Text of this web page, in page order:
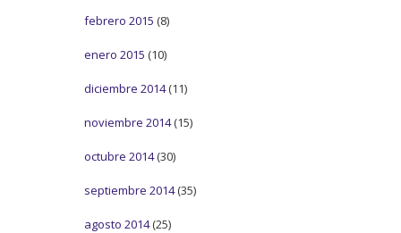
febrero 2015 (8)
enero 2015 (10)
diciembre 2014(11)
noviembre 2014(15)
octubre 2014(30)
septiembre 2014(35)
agosto 2014(25)